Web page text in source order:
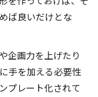
ば良いだけとな
企画力を上げたり
手を加える必要性
プレート化されて